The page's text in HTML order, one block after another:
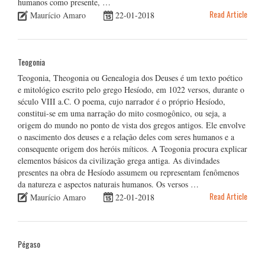
Maurício Amaro
22-01-2018 Read Article
Teogonia
Teogonia, Theogonia ou Genealogia dos Deuses é um texto poético
e mitológico escrito pelo grego Hesíodo, em 1022 versos, durante o
século VIII a.C. O poema, cujo narrador é o próprio Hesíodo,
constitui-se em uma narração do mito cosmogônico, ou seja, a
origem do mundo no ponto de vista dos gregos antigos. Ele envolve
o nascimento dos deuses e a relação deles com seres humanos e a
consequente origem dos heróis míticos. A Teogonia procura explicar
elementos básicos da civilização grega antiga. As divindades
presentes na obra de Hesíodo assumem ou representam fenômenos
da natureza e aspectos naturais humanos. Os versos …
Maurício Amaro
22-01-2018 Read Article
Pégaso